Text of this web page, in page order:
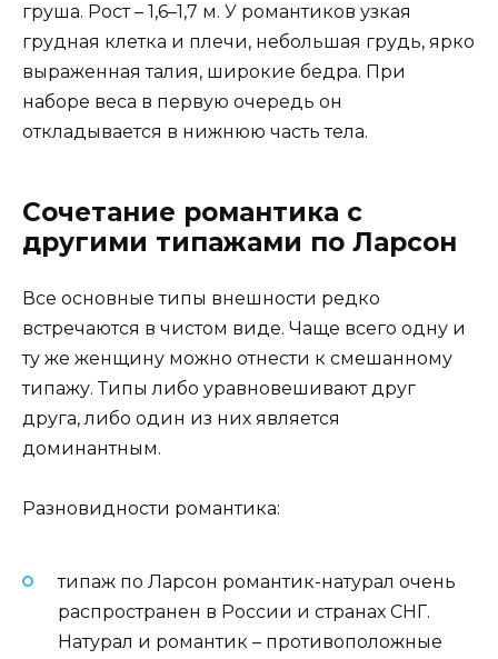
груша. Рост – 1,6–1,7 м. У романтиков узкая
грудная клетка и плечи, небольшая грудь, ярко
выраженная талия, широкие бедра. При
наборе веса в первую очередь он
откладывается в нижнюю часть тела.
Сочетание романтика с
другими типажами по Ларсон
Все основные типы внешности редко
встречаются в чистом виде. Чаще всего одну и
ту же женщину можно отнести к смешанному
типажу. Типы либо уравновешивают друг
друга, либо один из них является
доминантным.
Разновидности романтика:
типаж по Ларсон романтик-натурал очень
распространен в России и странах СНГ.
Натурал и романтик – противоположные